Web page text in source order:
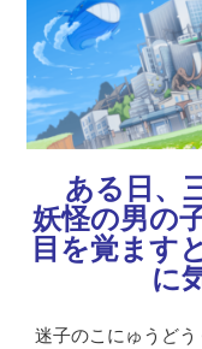
ある日、
妖怪の男の
目を覚ます
に
迷子のこにゅうど